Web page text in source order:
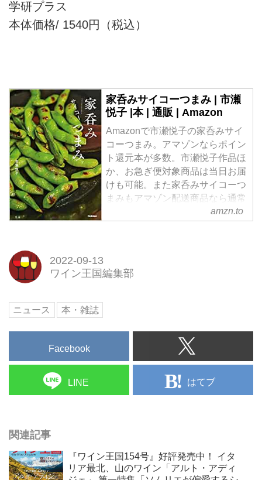
学研プラス
本体価格/ 1540円（税込）
家呑みサイコーつまみ | 市瀬
悦子 |本 | 通販 | Amazon
Amazonで市瀬悦子の家呑みサイ
コーつまみ。アマゾンならポイン
ト還元本が多数。市瀬悦子作品ほ
か、お急ぎ便対象商品は当日お届
けも可能。また家呑みサイコーつ
まみもアマゾン配送商品なら通常
amzn.to
2022-09-13
ワイン王国編集部
ニュース 本・雑誌
Facebook
LINE はてブ
関連記事
『ワイン王国154号』好評発売中！ イタ
リア最北、山のワイン「アルト・アディ